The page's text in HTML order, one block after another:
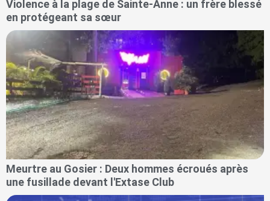
Violence à la plage de Sainte-Anne : un frère blessé
en protégeant sa sœur
Meurtre au Gosier : Deux hommes écroués après
une fusillade devant l'Extase Club